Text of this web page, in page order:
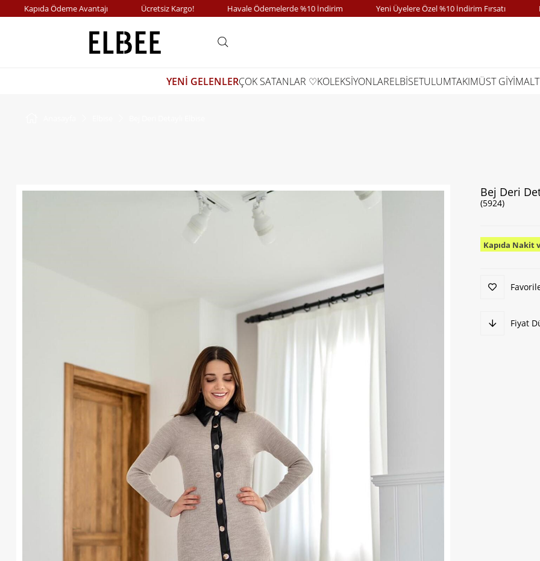
Kapıda Ödeme Avantajı Ücretsiz Kargo! Havale Ödemelerde %10 İndirim Yeni Üyelere Özel %10 İndirim Fırsatı
YENİ GELENLERÇOK SATANLAR ♡KOLEKSİYONLARELBİSETULUMTAKIMÜST GİYİM
Bej Deri
(5924)
Kapıda Nakit
Fiyat